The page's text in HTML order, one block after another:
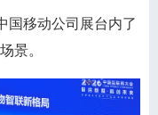
移动公司展台内了
景。